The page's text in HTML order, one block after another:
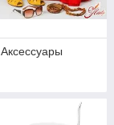
Аксессуары